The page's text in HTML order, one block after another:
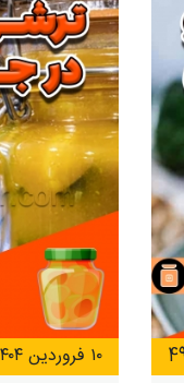
۱۰ فروردین ۱۴۰۴